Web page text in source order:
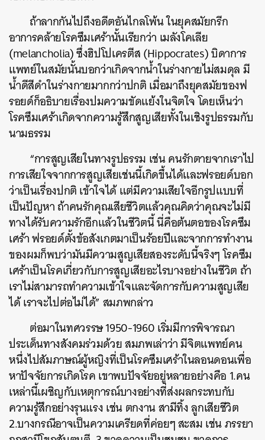
ถ้าลากกันไปถึงอดีตอันไกลโพ้น ในยุคสมัยกรีก
อาการคล้ายโรคซึมเศร้านั้นเรียกว่า เมลังโคเลีย
(melancholia)ซึ่งฮิปโปเครตีส (Hippocrates) บิดาการ
แพทย์ในสมัยนั้นบอกว่าเกิดจากน้ำในร่างกายไม่สมดุล มี
น้ำดีสีดำในร่างกายมากกว่าปกติ เมื่อมาถึงยุคสมัยของฟ
รอยด์ก็อธิบายเรื่องปมความขัดแย้งในจิตใจ โดยเห็นว่า
โรคซึมเศร้าเกิดจากความรู้สึกสูญเสียทั้งในเชิงรูปธรรมกับ
นามธรรม
“การสูญเสียในทางรูปธรรม เช่น คนรักตายจากเราไป
การเสียใจจากการสูญเสียเช่นนี้เกิดขึ้นได้และฟรอยด์บอก
ว่าเป็นเรื่องปกติ เข้าใจได้ แต่มีความเสียใจอีกรูปแบบที่
เป็นปัญหา ถ้าคนรักคุณเสียชีวิตแล้วคุณคิดว่าคุณจะไม่มี
ทางได้รับความรักอีกแล้วในชีวิตนี้ นี่คือต้นตอของโรคซึม
เศร้า ฟรอยด์ตั้งข้อสังเกตมาเป็นร้อยปีและจากการทำงาน
ของผมก็พบว่ามันมีความสูญเสียสองระดับนี้จริงๆ โรคซึม
เศร้าเป็นโรคเกี่ยวกับการสูญเสียอะไรบางอย่างในชีวิต ถ้า
เราไม่สามารถทำความเข้าใจและจัดการกับความสูญเสีย
ได้ เราจะไปต่อไม่ได้” สมภพกล่าว
ต่อมาในทศวรรษ 1950-1960 เริ่มมีการพิจารณา
ประเด็นทางสังคมร่วมด้วย สมภพเล่าว่า มีจิตแพทย์คน
หนึ่งไปสัมภาษณ์ผู้หญิงที่เป็นโรคซึมเศร้าในลอนดอนเพื่อ
หาปัจจัยการเกิดโรค เขาพบปัจจัยอยู่หลายอย่างคือ 1.คน
เหล่านี้เผชิญกับเหตุการณ์บางอย่างที่ส่งผลกระทบกับ
ความรู้สึกอย่างรุนแรง เช่น ตกงาน สามีทิ้ง ลูกเสียชีวิต
2.บางกรณีอาจเป็นความเครียดที่ค่อยๆ สะสม เช่น ภรรยา